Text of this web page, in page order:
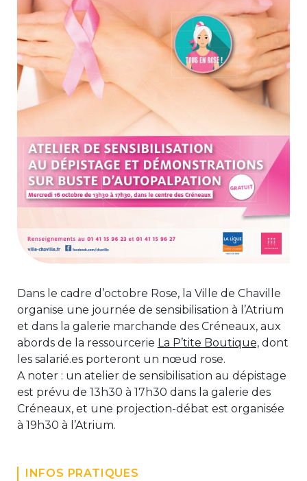
Dans le cadre d’octobre Rose, la Ville de Chaville
organise une journée de sensibilisation à l’Atrium
et dans la galerie marchande des Créneaux, aux
abords de la ressourcerie La P’tite Boutique,dont
les salarié.es porteront un nœud rose.
A noter : un atelier de sensibilisation au dépistage
est prévu de 13h30 à 17h30 dans la galerie des
Créneaux, et une projection-débat est organisée
à 19h30 à l’Atrium.
INFOS PRATIQUES